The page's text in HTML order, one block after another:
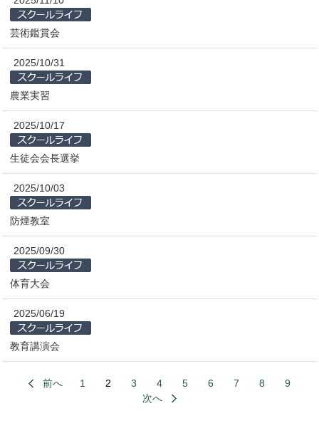
芸術鑑賞会
2025/10/31
農業実習
2025/10/17
生徒会会長選挙
2025/10/03
防煙教室
2025/09/30
体育大会
2025/06/19
教育講演会
前へ 1 2 3 4 5 6 7 8
9
次へ